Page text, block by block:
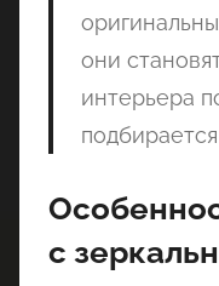
они
интерьера
с